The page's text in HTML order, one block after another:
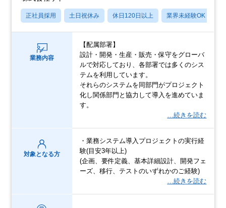
正社員採用 土日祝休み 休日120日以上 業界未経験OK
業務内容
【配属部署】
設計・開発・生産・販売・保守をグローバ
ルで対応しており、各部署では多くのシス
テムを利用しています。
それらのシステムを同部門がプロジェクト
化し関係部門と協力して導入を進めていま
す。
…続きを読む
対象となる方
・業務システム導入プロジェクトの実行経
験(目安3年以上)
(企画、要件定義、基本詳細設計、開発フェ
ーズ、移行、テストのいずれかのご経験)
…続きを読む